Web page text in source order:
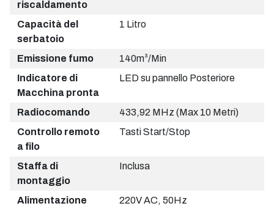
riscaldamento
Capacità del
serbatoio
1 Litro
Emissione fumo
140m³/Min
Indicatore di
Macchina pronta
LED su pannello Posteriore
Radiocomando
433,92 MHz (Max 10 Metri)
Controllo remoto
a filo
Tasti Start/Stop
Staffa di
montaggio
Inclusa
Alimentazione
220V AC, 50Hz